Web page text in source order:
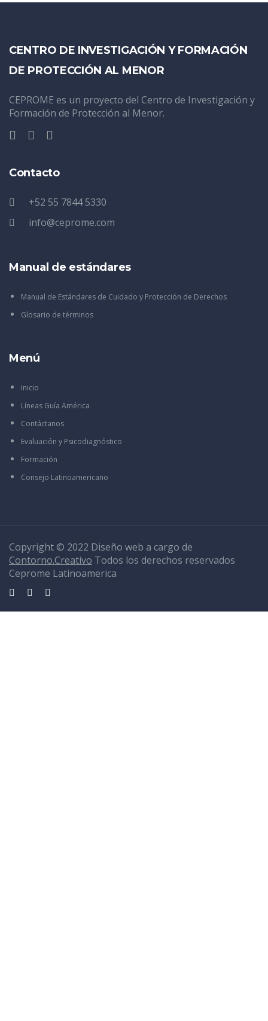
CENTRO DE INVESTIGACIÓN Y FORMACIÓN
DE PROTECCIÓN AL MENOR
CEPROME es un proyecto del Centro de Investigación y
Formación de Protección al Menor.
Contacto
+52 55 7844 5330
info@ceprome.com
Manual de estándares
Manual de Estándares de Cuidado y Protección de Derechos
Glosario de términos
Menú
Inicio
Líneas Guía América
Contáctanos
Evaluación y Psicodiagnóstico
Formación
Consejo Latinoamericano
Copyright © 2022 Diseño web a cargo de
Contorno.Creativo Todos los derechos reservados
Ceprome Latinoamerica